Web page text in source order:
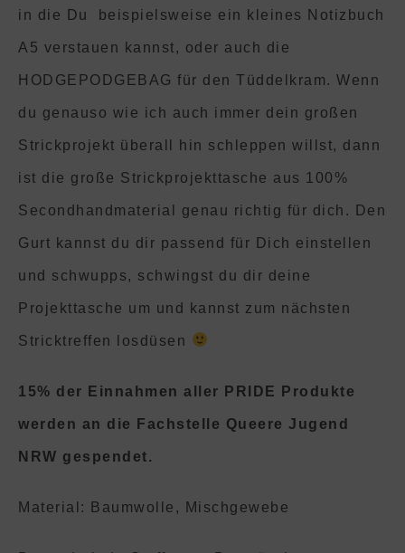
in die Du beispielsweise ein kleines Notizbuch
A5 verstauen kannst, oder auch die
HODGEPODGEBAG für den Tüddelkram. Wenn
du genauso wie ich auch immer dein großen
Strickprojekt überall hin schleppen willst, dann
ist die große Strickprojekttasche aus 100%
Secondhandmaterial genau richtig für dich. Den
Gurt kannst du dir passend für Dich einstellen
und schwupps, schwingst du dir deine
Projekttasche um und kannst zum nächsten
Stricktreffen losdüsen
15% der Einnahmen aller PRIDE Produkte
werden an die Fachstelle Queere Jugend
NRW gespendet.
Material: Baumwolle, Mischgewebe